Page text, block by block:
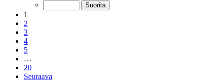
1
2
3
4
5
…
20
Seuraava